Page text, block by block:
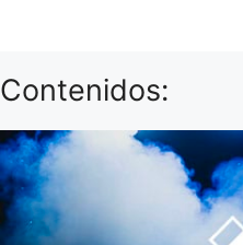
Contenidos: